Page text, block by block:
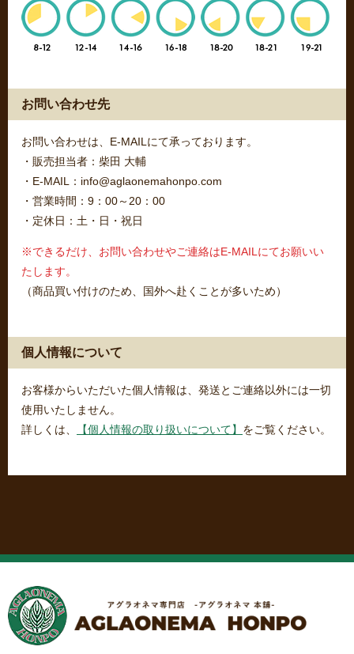
お問い合わせ先
お問い合わせは、E-MAILにて承っております。
・販売担当者：柴田 大輔
・E-MAIL：info@aglaonemahonpo.com
・営業時間：9：00～20：00
・定休日：土・日・祝日
※できるだけ、お問い合わせやご連絡はE-MAILにてお願いい
たします。
（商品買い付けのため、国外へ赴くことが多いため）
個人情報について
お客様からいただいた個人情報は、発送とご連絡以外には一切
使用いたしません。
詳しくは、
【個人情報の取り扱いについて】 をご覧ください。